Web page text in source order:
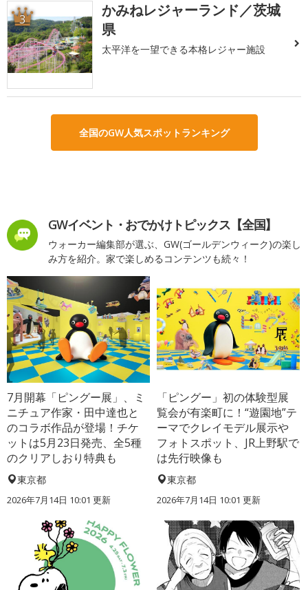
3
かみねレジャーランド／茨城
県
太平洋を一望できる本格レジャー施設
全国のGW人気スポットランキング
GWイベント・おでかけトピックス【全国】
ウォーカー編集部が選ぶ、GW(ゴールデンウィーク)の楽し
み方を紹介。家で楽しめるコンテンツも続々！
7月開幕「ピングー展」、ミ
ニチュア作家・田中達也と
のコラボ作品が登場！チケ
ットは5月23日発売、全5種
のクリアしおり特典も
東京都
2026年7月14日 10:01 更新
「ピングー」初の体験型展
覧会が有楽町に！“遊園地”テ
ーマでクレイモデル展示や
フォトスポット、JR上野駅で
は先行映像も
東京都
2026年7月14日 10:01 更新